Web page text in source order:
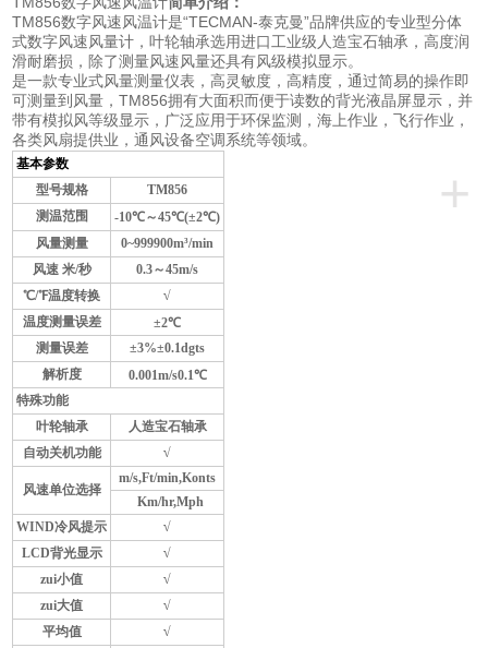
TM856数字风速风温计是“TECMAN-泰克曼”品牌供应的专业型分体
式数字风速风量计，叶轮轴承选用进口工业级人造宝石轴承，高度润
滑耐磨损，除了测量风速风量还具有风级模拟显示。
是一款专业式风量测量仪表，高灵敏度，高精度，通过简易的操作即
可测量到风量，TM856拥有大面积而便于读数的背光液晶屏显示，并
带有模拟风等级显示，广泛应用于环保监测，海上作业，飞行作业，
各类风扇提供业，通风设备空调系统等领域。
+
基本参数
型号规格
TM856
测温范围
-10℃～45℃(±2℃)
风量测量
0~999900m³/min
风速 米/秒
0.3～45m/s
℃/℉温度转换
√
温度测量误差
±2℃
测量误差
±3%±0.1dgts
解析度
0.001m/s0.1℃
特殊功能
叶轮轴承
人造宝石轴承
自动关机功能
√
风速单位选择
m/s,Ft/min,Konts
Km/hr,Mph
WIND冷风提示
√
LCD背光显示
√
zui小值
√
zui大值
√
平均值
√